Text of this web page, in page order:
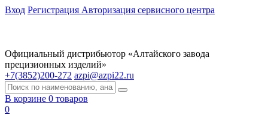
Вход Регистрация Авторизация сервисного центра
Официальный дистрибьютор «Алтайского завода
прецизионных изделий»
+7(3852)200-272 azpi@azpi22.ru
В корзине 0 товаров
0